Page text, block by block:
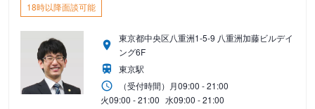
18時以降面談可能
東京都中央区八重洲1-5-9 八重洲加藤ビルデイ
ング6F
東京駅
（受付時間） 月09:00 - 21:00
火09:00 - 21:00 水09:00 - 21:00